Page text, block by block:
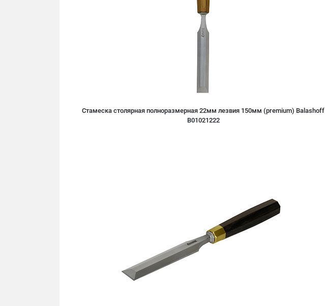
Стамеска столярная полноразмерная 22мм лезвия 150мм (premium) Balashoff
B01021222